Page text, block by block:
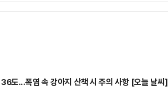
도...폭염 속 강아지 산책 시 주의 사항 [오늘 날씨]